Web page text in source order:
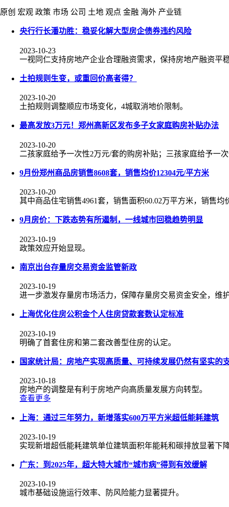
原创 宏观 政策 市场 公司 土地 观点 金融 海外 产业链
央行行长潘功胜：稳妥化解大型房企债券违约风险
2023-10-23
一视同仁支持房地产企业合理融资需求，保持房地产融资平稳
土拍规则生变，或重回价高者得？
2023-10-20
土拍规则调整顺应市场变化，4城取消地价限制。
最高发放3万元！郑州高新区发布多子女家庭购房补贴办法
2023-10-20
二孩家庭给予一次性2万元/套的购房补贴；三孩家庭给予一次
9月份郑州商品房销售8608套，销售均价12304元/平方米
2023-10-20
其中商品住宅销售4961套，销售面积60.02万平方米，销售均
9月房价：下跌态势有所遏制，一线城市回稳趋势明显
2023-10-19
政策效应开始显现。
南京出台存量房交易资金监管新政
2023-10-19
进一步激发存量房市场活力，保障存量房交易资金安全，维
上海优化住房公积金个人住房贷款套数认定标准
2023-10-19
明确了首套住房和第二套改善型住房的认定。
国家统计局：房地产实现高质量、可持续发展仍然有坚实的
2023-10-18
房地产的调整是有利于房地产向高质量发展方向转型。
查看更多
上海：通过三年努力，新增落实600万平方米超低能耗建筑
2023-10-19
实现新增超低能耗建筑单位建筑面积年能耗和碳排放显著下降
广东：到2025年，超大特大城市“城市病”得到有效缓解
2023-10-19
城市基础设施运行效率、防风险能力显著提升。